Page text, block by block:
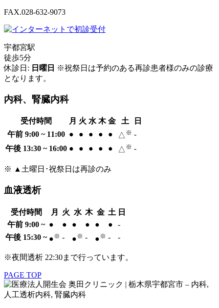
FAX.028-632-9073
宇都宮駅
徒歩5分
休診日: 日曜日 ※祝祭日は予約のある再診患者様のみの診療
となります。
内科、腎臓内科
受付時間 月 火 水 木 金 土
日
午前 9:00 ~ 11:00 ● ● ● ● ● △ ※ -
午後 13:30 ~ 16:00 ● ● ● ● ● △ ※ -
※ ▲土曜日･祝祭日は再診のみ
血液透析
受付時間 月 火 水 木 金 土 日
午前 9:00 ~ ● ● ● ● ● ●
-
午後 15:30 ~ ● ※ - ● ※ - ● ※ - -
※夜間透析 22:30まで行っています。
PAGE TOP